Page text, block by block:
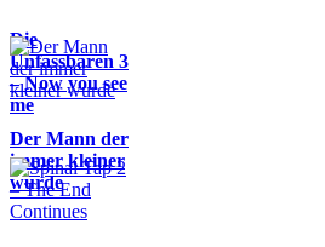
Die
Unfassbaren 3
– Now you see
me
Der Mann der
immer kleiner
wurde